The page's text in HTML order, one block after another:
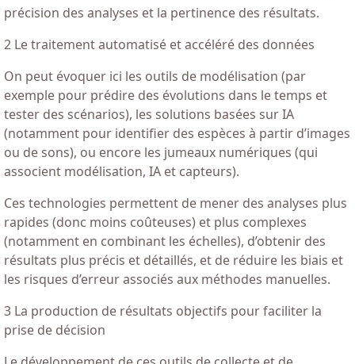
précision des analyses et la pertinence des résultats.
2 Le traitement automatisé et accéléré des données
On peut évoquer ici les outils de modélisation (par
exemple pour prédire des évolutions dans le temps et
tester des scénarios), les solutions basées sur IA
(notamment pour identifier des espèces à partir d’images
ou de sons), ou encore les jumeaux numériques (qui
associent modélisation, IA et capteurs).
Ces technologies permettent de mener des analyses plus
rapides (donc moins coûteuses) et plus complexes
(notamment en combinant les échelles), d’obtenir des
résultats plus précis et détaillés, et de réduire les biais et
les risques d’erreur associés aux méthodes manuelles.
3 La production de résultats objectifs pour faciliter la
prise de décision